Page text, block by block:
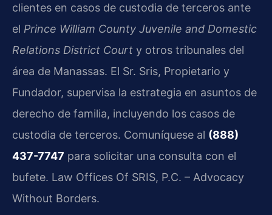
clientes en casos de custodia de terceros ante
el Prince William County Juvenile and Domestic
Relations District Court y otros tribunales del
área de Manassas. El Sr. Sris, Propietario y
Fundador, supervisa la estrategia en asuntos de
derecho de familia, incluyendo los casos de
custodia de terceros. Comuníquese al (888)
437-7747 para solicitar una consulta con el
bufete. Law Offices Of SRIS, P.C. – Advocacy
Without Borders.